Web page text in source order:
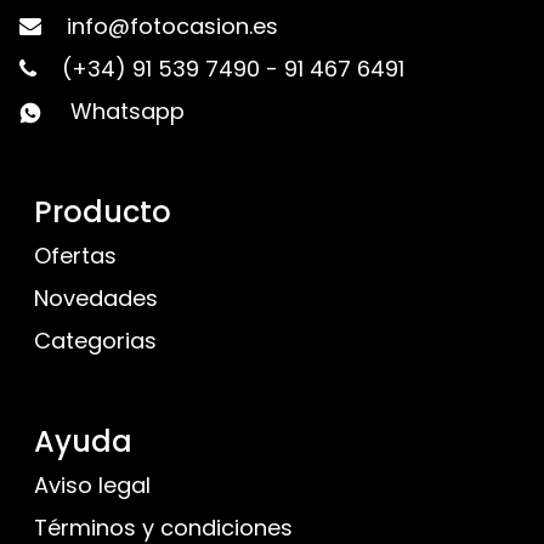
info@fotocasion.es
(+34) 91 539 7490 - 91 467 6491
Whatsapp
Producto
Ofertas
Novedades
Categorias
Ayuda
Aviso legal
Términos y condiciones